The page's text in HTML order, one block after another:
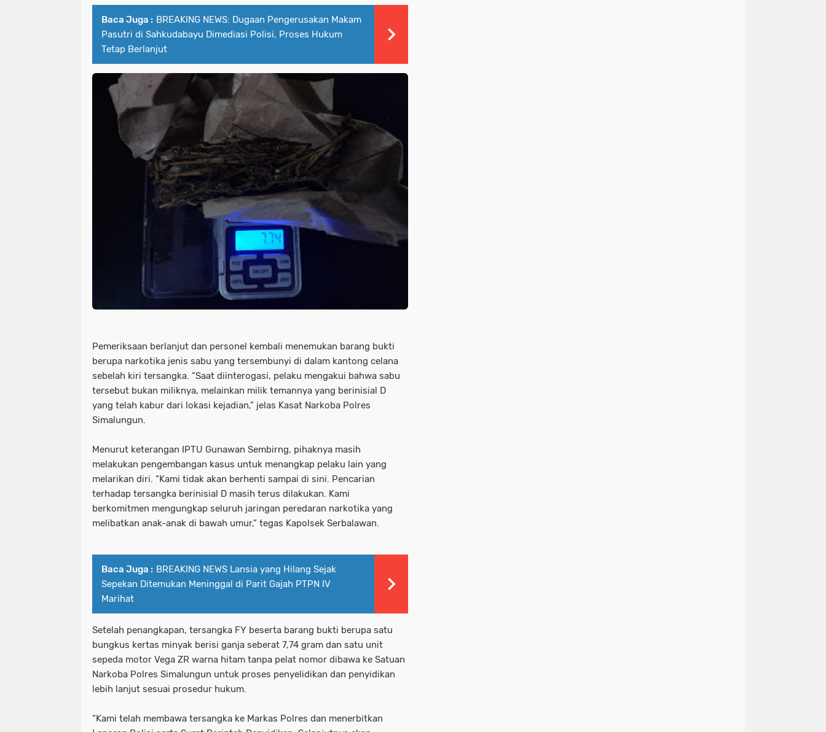
Baca Juga : BREAKING NEWS: Dugaan Pengerusakan Makam
Pasutri di Sahkudabayu Dimediasi Polisi, Proses Hukum
Tetap Berlanjut
Pemeriksaan berlanjut dan personel kembali menemukan barang bukti
berupa narkotika jenis sabu yang tersembunyi di dalam kantong celana
sebelah kiri tersangka. “Saat diinterogasi, pelaku mengakui bahwa sabu
tersebut bukan miliknya, melainkan milik temannya yang berinisial D
yang telah kabur dari lokasi kejadian,” jelas Kasat Narkoba Polres
Simalungun.
Menurut keterangan IPTU Gunawan Sembirng, pihaknya masih
melakukan pengembangan kasus untuk menangkap pelaku lain yang
melarikan diri. “Kami tidak akan berhenti sampai di sini. Pencarian
terhadap tersangka berinisial D masih terus dilakukan. Kami
berkomitmen mengungkap seluruh jaringan peredaran narkotika yang
melibatkan anak-anak di bawah umur,” tegas Kapolsek Serbalawan.
Baca Juga : BREAKING NEWS Lansia yang Hilang Sejak
Sepekan Ditemukan Meninggal di Parit Gajah PTPN IV
Marihat
Setelah penangkapan, tersangka FY beserta barang bukti berupa satu
bungkus kertas minyak berisi ganja seberat 7,74 gram dan satu unit
sepeda motor Vega ZR warna hitam tanpa pelat nomor dibawa ke Satuan
Narkoba Polres Simalungun untuk proses penyelidikan dan penyidikan
lebih lanjut sesuai prosedur hukum.
“Kami telah membawa tersangka ke Markas Polres dan menerbitkan